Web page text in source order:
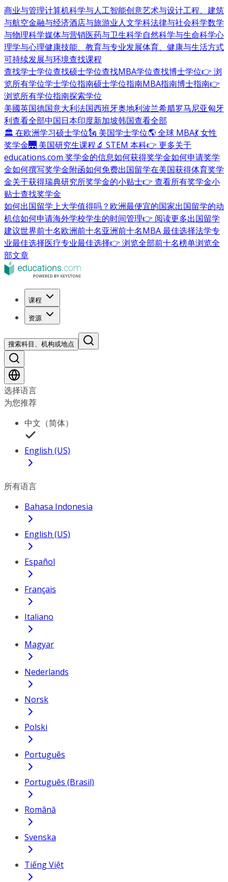
商业与管理计算机科学与人工智能创意艺术与设计工程、建筑
与航空金融与经济酒店与旅游业人文学科法律与社会科学数学
与物理科学媒体与营销医药与卫生科学自然科学与生命科学心
理学与心理健康技能、教育与专业发展体育、健康与生活方式
可持续发展与环境查找课程
查找学士学位查找硕士学位查找MBA学位查找博士学位👉 浏
览所有学位学士学位指南硕士学位指南MBA指南博士指南👉
浏览所有学位指南探索学位
美國英国德国意大利法国西班牙奥地利波兰希腊罗马尼亚匈牙
利查看全部中国日本印度新加坡韩国查看全部
🏛 在欧洲学习硕士学位🗽 美国学士学位🌎 全球 MBA💃 女性
奖学金🌉 美国研究生课程🔬 STEM 本科👉 更多关于
educations.com 奖学金的信息如何获得奖学金如何申请奖学
金如何撰写奖学金附函如何免费出国留学在美国获得体育奖学
金关于获得瑞典研究所奖学金的小贴士👉 查看所有奖学金小
贴士查找奖学金
如何出国留学上大学值得吗？ 欧洲最便宜的国家出国留学的动
机信如何申请海外学校学生的时间管理👉 阅读更多出国留学
建议世界前十名欧洲前十名亚洲前十名MBA 最佳选择法学专
业最佳选择医疗专业最佳选择👉 浏览全部前十名榜单浏览全
部文章
课程
资源
搜索科目、机构或地点
选择语言
为您推荐
中文（简体）
English (US)
所有语言
Bahasa Indonesia
English (US)
Español
Français
Italiano
Magyar
Nederlands
Norsk
Polski
Português
Português (Brasil)
Română
Svenska
Tiếng Việt